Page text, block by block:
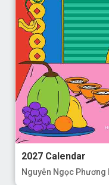
2027 Calendar
Nguyễn Ngọc Phương